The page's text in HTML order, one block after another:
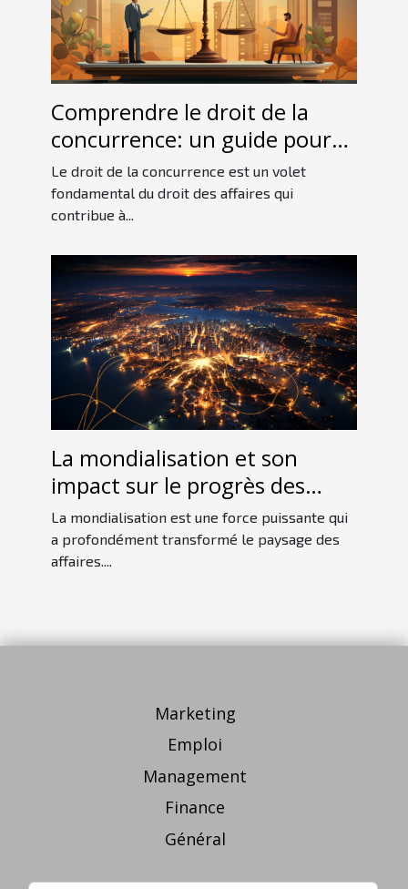
Comprendre le droit de la
concurrence: un guide pour
les débutants
Le droit de la concurrence est un volet
fondamental du droit des affaires qui
contribue à...
La mondialisation et son
impact sur le progrès des
entreprises
La mondialisation est une force puissante qui
a profondément transformé le paysage des
affaires....
Marketing
Emploi
Management
Finance
Général